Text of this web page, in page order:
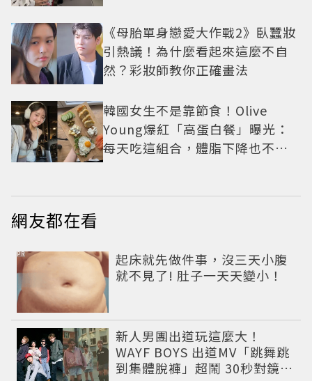
《母胎單身戀愛大作戰2》臥蠶妝
引熱議！為什麼看起來這麼不自
然？彩妝師教你正確畫法
韓國女生不是靠節食！Olive
Young爆紅「高蛋白餐」曝光：
每天吃這組合，體脂下降也不怕
網友都在看
起床就先做件事，沒三天小腹
就不見了! 肚子一天天變小！
PR
新人男團出道玩這麼大！
WAYF BOYS 出道MV「跳舞跳
到集體脫褲」超鬧 30秒對鏡清